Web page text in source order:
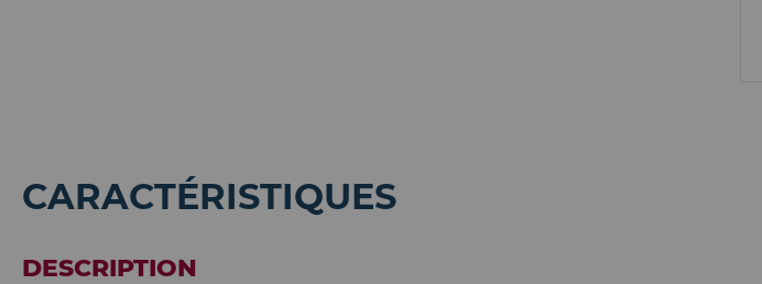
CARACTÉRISTIQUES
DESCRIPTION